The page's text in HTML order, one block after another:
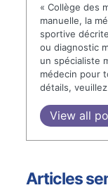
« Collège des
manuelle, la
sportive
ou diagnostic
un spécialiste
médecin pour
détails,
View all
Articles